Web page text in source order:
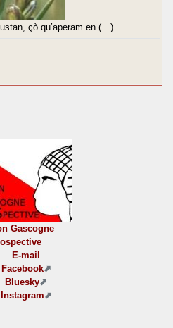
çò qu’aperam en (…)
Gascogne
E-mail
Facebook
Bluesky
Instagram